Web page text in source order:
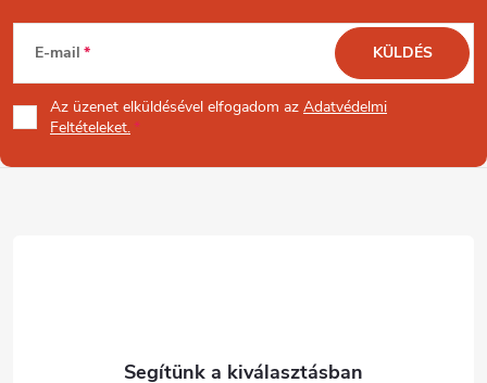
L
á
b
E-mail
Az üzenet elküldésével elfogadom az Adatvédelmi
Feltételeket.
KÜLDÉS